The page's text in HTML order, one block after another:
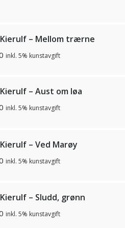
– Mellom trærne
inkl. 5% kunstavgift
– Aust om løa
inkl. 5% kunstavgift
– Ved Marøy
inkl. 5% kunstavgift
– Sludd, grønn
inkl. 5% kunstavgift